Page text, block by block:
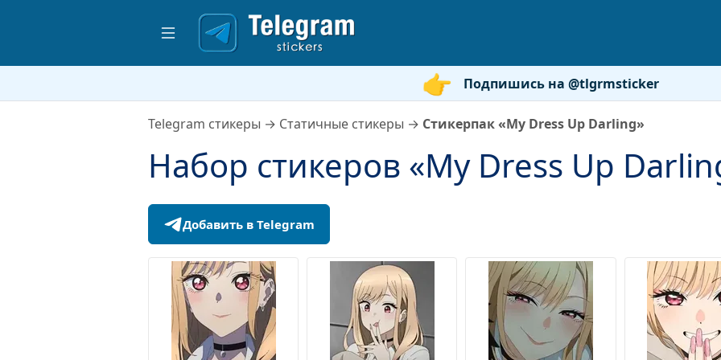
Подпишись на @tlgrmsticker
Telegram стикеры → Статичные стикеры → Стикерпак «My Dress Up Darling»
Набор стикеров «My Dress Up
Добавить в Telegram